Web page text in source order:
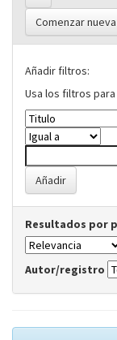
Comenzar
Añadir filtros:
Usa los filtros
Resultados por
Autor/registro